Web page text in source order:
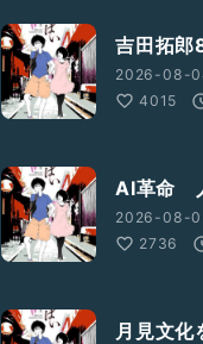
吉田拓
2026-08-
4015
AI革命
2026-08-
2736
月見文化